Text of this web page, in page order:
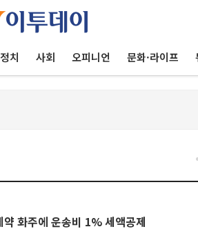
정치 사회 오피니언 문화·라이프
약 화주에 운송비 1% 세액공제